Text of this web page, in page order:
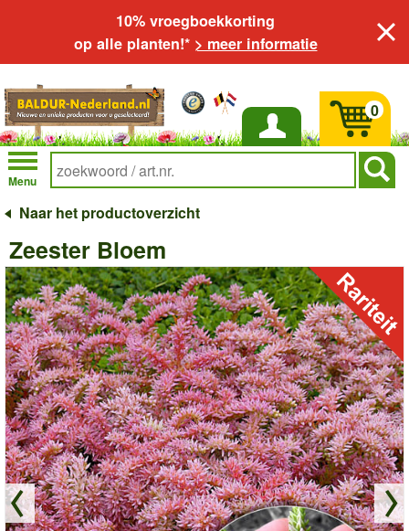
10% vroegboekkorting
op alle planten!* > meer informatie
Inloggen
Menu
0
Naar het productoverzicht
Zeester Bloem